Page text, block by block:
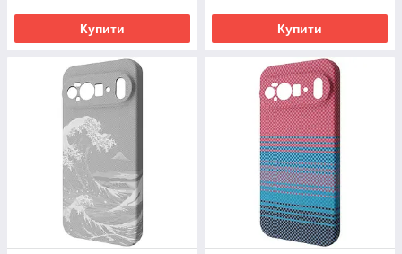
Купити Купити